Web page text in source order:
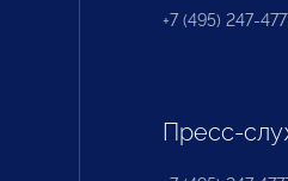
+7 (495) 247-
Пресс-